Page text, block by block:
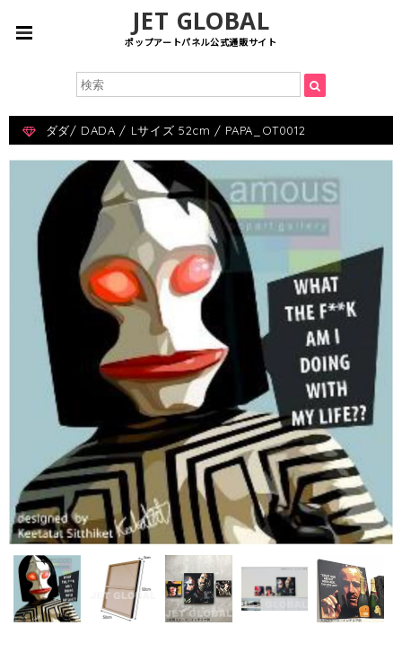
JET GLOBAL
ポップアートパネル公式通販サイト
ダダ/ DADA / Lサイズ 52cm / PAPA_OT0012